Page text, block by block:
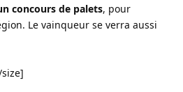
concours de palets, pour
Le vainqueur se verra aussi